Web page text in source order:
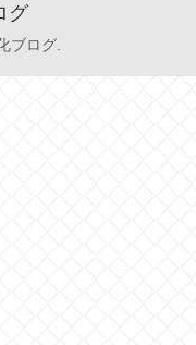
グ
ブログ.